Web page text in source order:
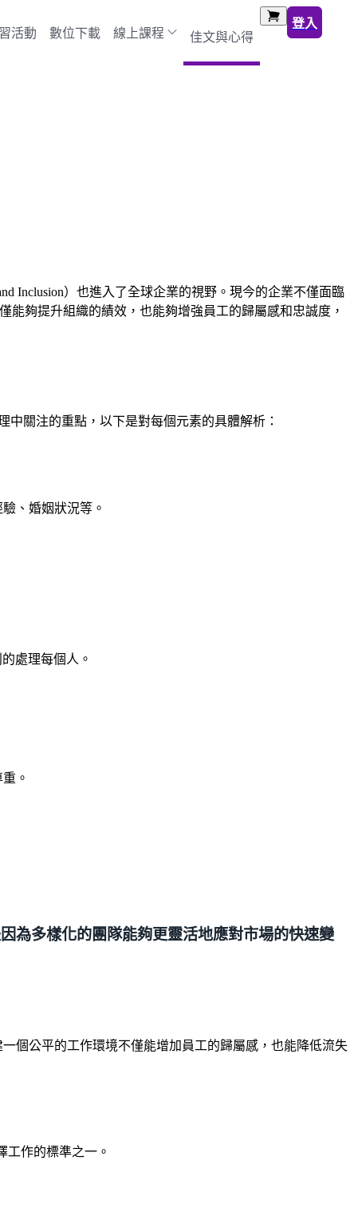
活動 數位下載 線上課程 佳文與心得
登入
Inclusion）也進入了全球企業的視野。現今的企業不僅面臨
夠提升組織的績效，也能夠增強員工的歸屬感和忠誠度，
中關注的重點，以下是對每個元素的具體解析：
、婚姻狀況等。
處理每個人。
。
為多樣化的團隊能夠更靈活地應對市場的快速變
個公平的工作環境不僅能增加員工的歸屬感，也能降低流失
作的標準之一。